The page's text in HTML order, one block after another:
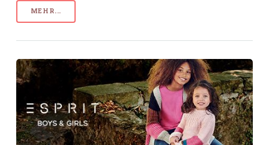
MEHR...